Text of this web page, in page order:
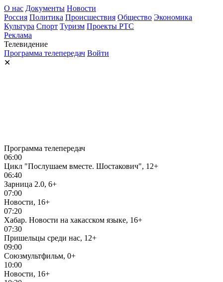
О нас Документы Новости
Россия Политика Происшествия Общество Экономика
Культура Спорт Туризм Проекты РТС
Реклама
Телевидение
Программа телепередач Войти
✕
Программа телепередач
06:00
Цикл "Послушаем вместе. Шостакович", 12+
06:40
Зарница 2.0, 6+
07:00
Новости, 16+
07:20
Хабар. Новости на хакасском языке, 16+
07:30
Пришельцы среди нас, 12+
09:00
Союзмультфильм, 0+
10:00
Новости, 16+